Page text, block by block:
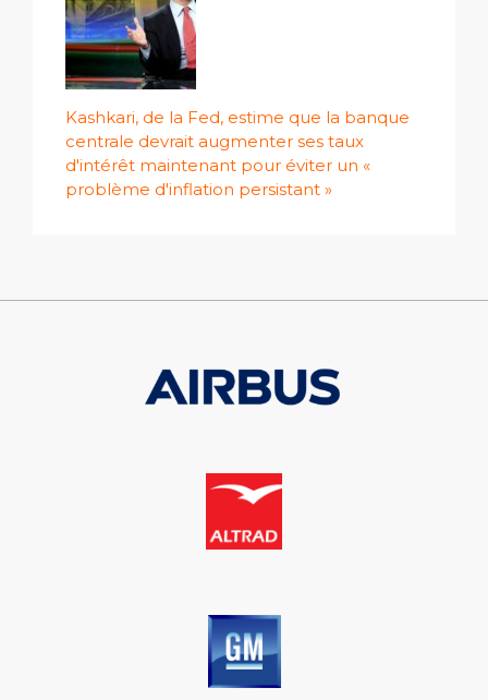
Kashkari, de la Fed, estime que la banque
centrale devrait augmenter ses taux
d'intérêt maintenant pour éviter un «
problème d'inflation persistant »